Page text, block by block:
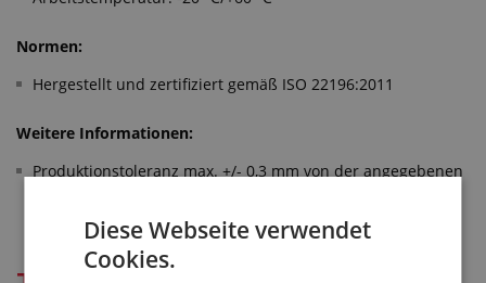
Normen:
Hergestellt und zertifiziert gemäß ISO 22196:2011
Weitere Informationen:
Produktionstoleranz max. +/- 0,3 mm von der angegebenen
Diese Webseite verwendet
Cookies.